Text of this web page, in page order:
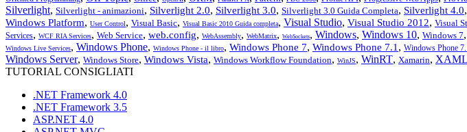
Silverlight, Silverlight - animazioni, Silverlight 2.0, Silverlight 3.0, Silverlight 3.0 Guida Completa, Silverlight 4.0,
Windows Platform, User Control, Visual Basic, Visual Basic 2010 Guida completa, Visual Studio, Visual Studio 2012, Visual
Services, WCF RIA Services, Web Service, web.config, WebAssembly, WebMatrix, WebSockets, Windows, Windows 10, Windows 7,
Windows Live Services, Windows Phone, Windows Phone - il libro, Windows Phone 7, Windows Phone 7.1 , Windows Phone
Windows Server, Windows Store, Windows Vista, Windows Workflow Foundation, WinJS, WinRT, Xamarin, XAML
TUTORIAL CONSIGLIATI
.NET Framework 4.0
.NET Framework 3.5
ASP.NET 4.0